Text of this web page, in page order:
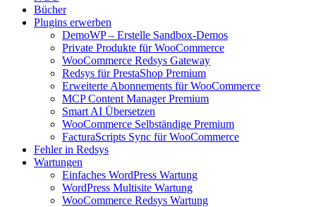
Bücher
Plugins erwerben
DemoWP – Erstelle Sandbox-Demos
Private Produkte für WooCommerce
WooCommerce Redsys Gateway
Redsys für PrestaShop Premium
Erweiterte Abonnements für WooCommerce
MCP Content Manager Premium
Smart AI Übersetzen
WooCommerce Selbständige Premium
FacturaScripts Sync für WooCommerce
Fehler in Redsys
Wartungen
Einfaches WordPress Wartung
WordPress Multisite Wartung
WooCommerce Redsys Wartung